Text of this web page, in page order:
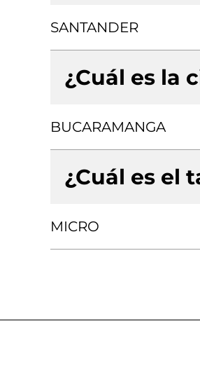
SANTANDER
¿Cuál es la
BUCARAMANGA
¿Cuál es el
MICRO